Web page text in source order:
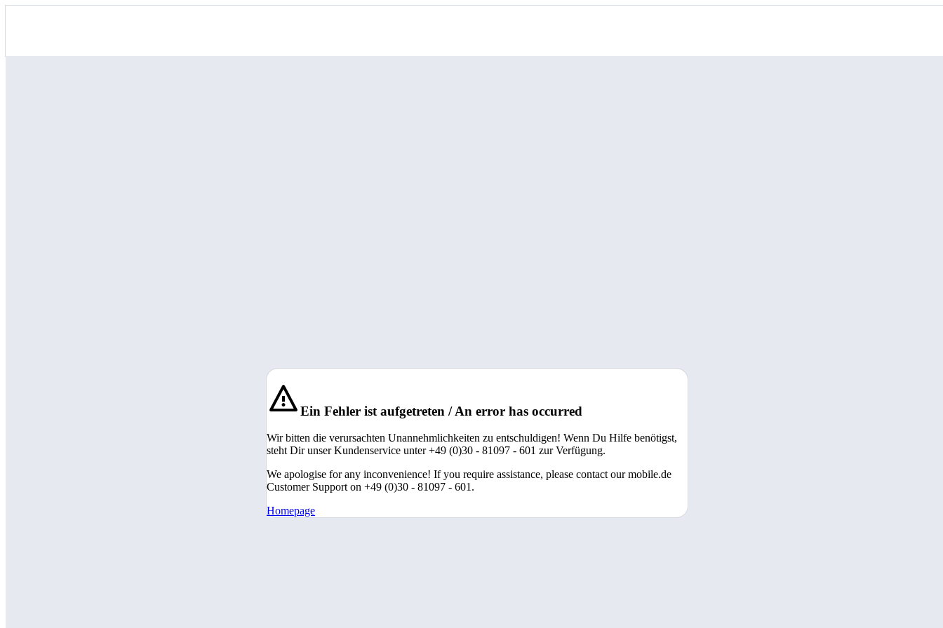
Ein Fehler ist aufgetreten / An error has occurred
Wir bitten die verursachten Unannehmlichkeiten zu entschuldigen! Wenn Du Hilfe benötigst,
steht Dir unser Kundenservice unter +49 (0)30 - 81097 - 601 zur Verfügung.
We apologise for any inconvenience! If you require assistance, please contact our mobile.de
Customer Support on +49 (0)30 - 81097 - 601.
Homepage